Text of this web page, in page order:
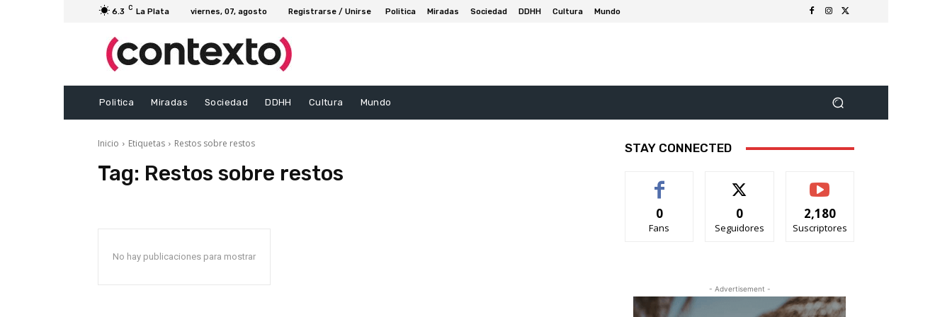
6.3 C La Plata viernes, 07, agosto Registrarse / Unirse Politica Miradas Sociedad DDHH Cultura Mundo
Politica Miradas Sociedad DDHH Cultura Mundo
Inicio Etiquetas Restos sobre restos
Tag: Restos sobre restos
No hay publicaciones para mostrar
STAY CONNECTED
0
Fans
0
Seguidores
2,180
Suscriptores
- Advertisement -